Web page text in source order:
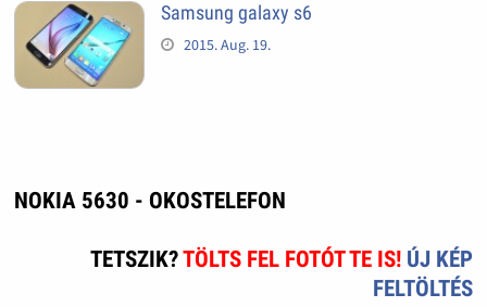
Samsung galaxy s6
2015. Aug. 19.
NOKIA 5630 - OKOSTELEFON
TETSZIK?TÖLTS FEL FOTÓT TE IS! ÚJ KÉP
FELTÖLTÉS